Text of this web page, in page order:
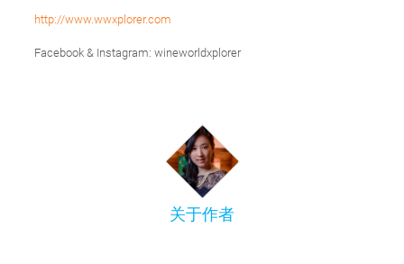
http://www.wwxplorer.com
Facebook & Instagram: wineworldxplorer
关于作者